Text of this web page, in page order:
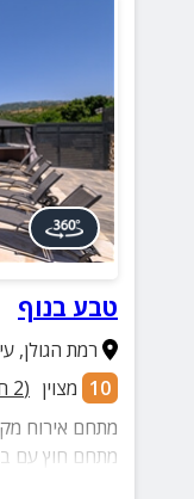
טבע בנוף
רמת הגולן,
10 מצוין (
2
מתחם אירוח
מתחם חוץ עם
זרמים, חדר